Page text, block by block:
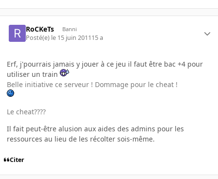
RoCKeTs Banni
Posté(e) le 15 juin 201115 a
Erf, j'pourrais jamais y jouer à ce jeu il faut être bac +4 pour
utiliser un train
Belle initiative ce serveur ! Dommage pour le cheat !
Le cheat????
Il fait peut-être alusion aux aides des admins pour les
ressources au lieu de les récolter sois-même.
Citer